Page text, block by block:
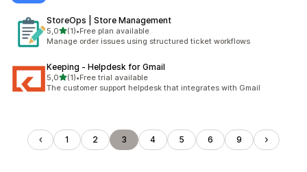
StoreOps | Store Management
5,05 yıldız üzerinden
(1)
toplam 1 değerlendirme
•Free plan available
Manage order issues using structured ticket workflows
Keeping ‑ Helpdesk for Gmail
5,05 yıldız üzerinden
(1)
toplam 1 değerlendirme
•Free trial available
The customer support helpdesk that integrates with Gmail
1 2 3 4 5 6 9